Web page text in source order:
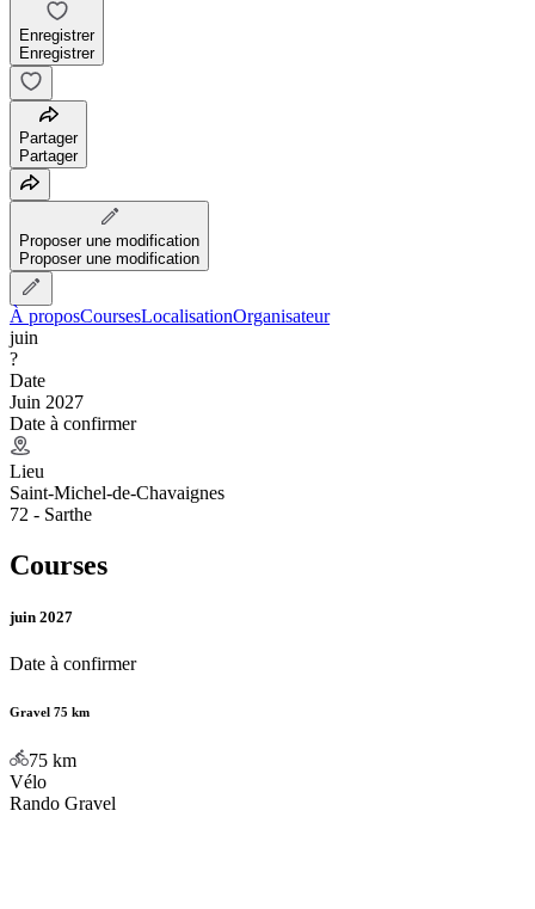
Enregistrer
Enregistrer
Partager
Partager
Proposer une modification
Proposer une modification
À proposCoursesLocalisationOrganisateur
juin
?
Date
Juin 2027
Date à confirmer
Lieu
Saint-Michel-de-Chavaignes
72 - Sarthe
Courses
juin 2027
Date à confirmer
Gravel 75 km
75 km
Vélo
Rando Gravel